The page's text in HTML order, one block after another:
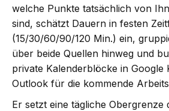
welche Punkte tatsächlich von
sind, schätzt Dauern in festen
(15/30/60/90/120 Min.) ein,
über beide Quellen hinweg und
private Kalenderblöcke in Google
Outlook für die kommende
Er setzt eine tägliche Obergrenze